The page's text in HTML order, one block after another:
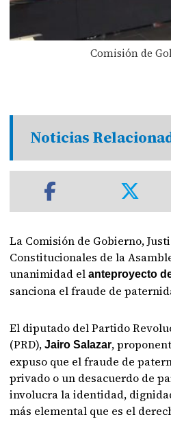
Comisión de
Noticias
La Comisión de Gobierno,
Constitucionales de la
unanimidad elanteproyecto
sanciona el fraude de
El diputado del Partido
(PRD),Jairo Salazar,
expuso que el fraude de
privado o un desacuerdo de
involucra la identidad,
más elemental que es el